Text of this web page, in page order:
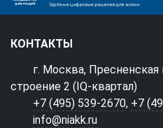
КОНТАКТЫ
г. Москва, Пресненская
строение 2 (IQ-квартал)
+7 (495) 539-2670, +7
info@niakk.ru